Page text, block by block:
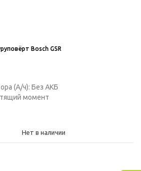
Bosch GSR
(А/ч): Без АКБ
момент
Нет в наличии